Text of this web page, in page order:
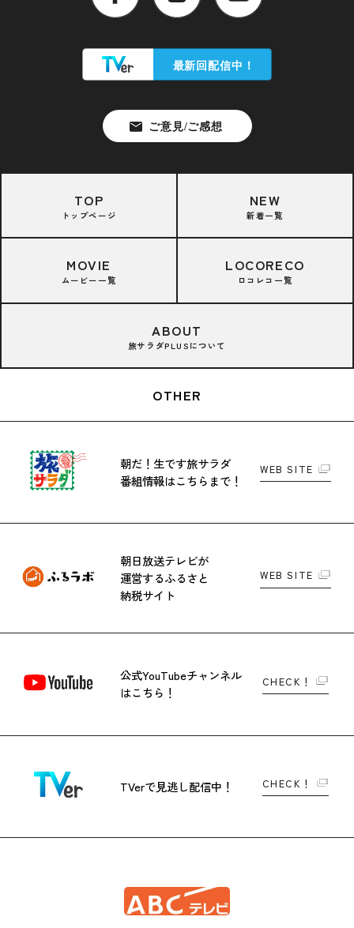
TOP
トップページ
NEW
新着一覧
MOVIE
ムービー一覧
LOCORECO
ロコレコ一覧
ABOUT
旅サラダPLUSについて
OTHER
朝だ！生です旅サラダ
番組情報はこちらまで！
WEB SITE
朝日放送テレビが
運営するふるさと
納税サイト
WEB SITE
公式YouTubeチャンネル
はこちら！
CHECK！
TVerで見逃し配信中！ CHECK！